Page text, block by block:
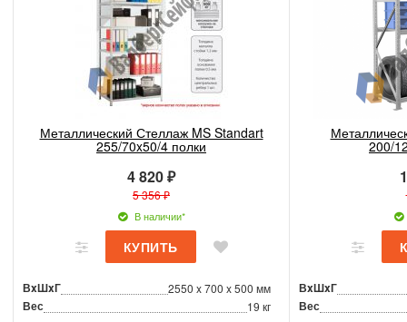
Металлический Стеллаж MS Standart
255/70x50/4 полки
4 820 ₽
5 356 ₽
В наличии*
ВxШxГ 2550 x 700 x 500 мм
Вес 19 кг
200/
ВxШxГ
Вес